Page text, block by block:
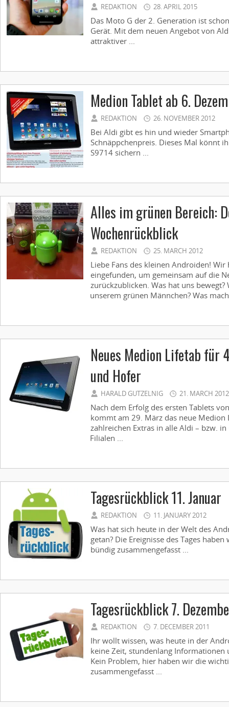
REDAKTION 28. APRIL 2015
Das Moto G der 2. Generation ist
Gerät. Mit dem neuen Angebot von
attraktiver ...
Medion Tablet ab 6.
REDAKTION 26. NOVEMBER 2012
Bei Aldi gibt es hin und wieder
Schnäppchenpreis. Dieses Mal könnt
S9714 sichern ...
Alles im grünen Bereich:
Wochenrückblick
REDAKTION 25. MARCH 2012
Liebe Fans des kleinen Androiden!
eingefunden, um gemeinsam auf die
zurückzublicken. Was hat uns bewegt?
unserem grünen Männchen? Was
Neues Medion Lifetab für
und Hofer
HARALD GUTZELNIG 21. MARCH 2012
Nach dem Erfolg des ersten Tablets
kommt am 29. März das neue Medion
zahlreichen Extras in alle Aldi – bzw.
Filialen ...
Tagesrückblick 11. Januar
REDAKTION 11. JANUARY 2012
Was hat sich heute in der Welt des
getan? Die Ereignisse des Tages
bündig zusammengefasst ...
Tagesrückblick 7.
REDAKTION 7. DECEMBER 2011
Ihr wollt wissen, was heute in der
keine Zeit, stundenlang Informationen
Kein Problem, hier haben wir die
zusammengefasst ...